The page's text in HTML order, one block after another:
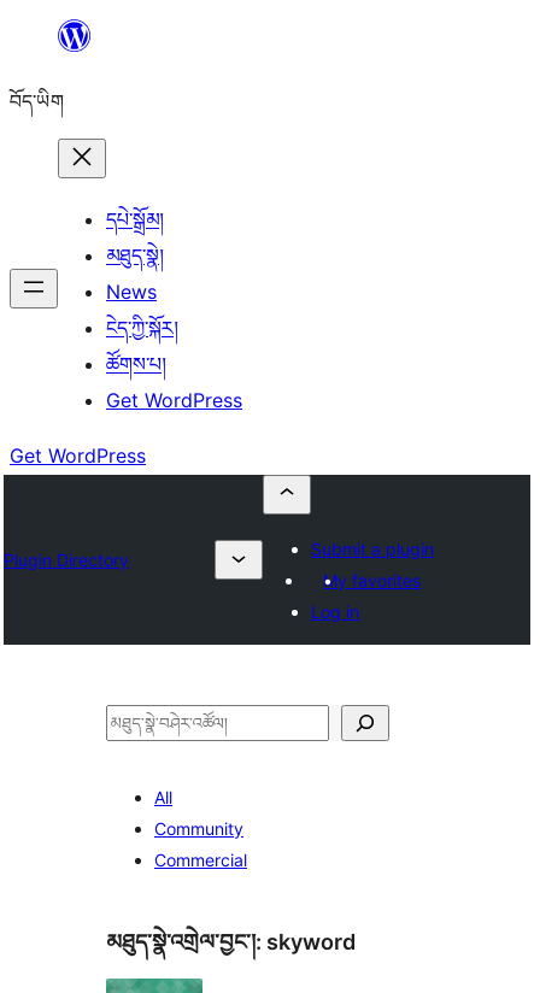
content
བོད་ཡིག
དཔེ་སྒྲོམ།
མཐུད་སྣེ།
News
ངེད་ཀྱི་སྐོར།
ཚོགས་པ།
Get WordPress
Get WordPress
Plugin Directory
Submit a plugin
My favorites
Log in
བཤེར་
All
Community
Commercial
མཐུད་སྣེ་འགྲེལ་བྱང་།: skyword